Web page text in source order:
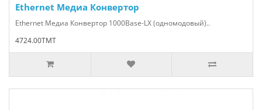
Ethernet Медиа Конвертор
Ethernet Медиа Конвертор 1000Base-LX (одномодовый)..
4724.00TMT